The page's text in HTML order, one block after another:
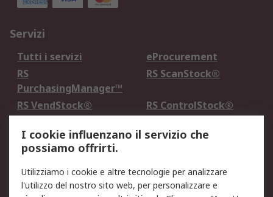
Servizi
Tutti i servizi
eProcurement
RS
PurchasingManager™
RS ScanStock®
RS VendStock®
RS ControlStock®
Legale
Informativa Cookie
Informativa Privacy -
Aggiornata
I cookie influenzano il servizio che
possiamo offrirti.
Utilizziamo i cookie e altre tecnologie per analizzare
l'utilizzo del nostro sito web, per personalizzare e